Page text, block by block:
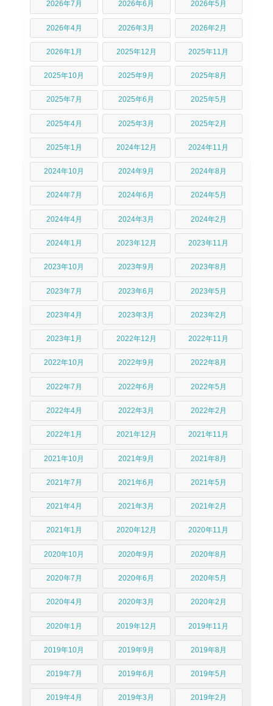
2026年7月 2026年6月 2026年5月
2026年4月 2026年3月 2026年2月
2026年1月 2025年12月 2025年11月
2025年10月 2025年9月 2025年8月
2025年7月 2025年6月 2025年5月
2025年4月 2025年3月 2025年2月
2025年1月 2024年12月 2024年11月
2024年10月 2024年9月 2024年8月
2024年7月 2024年6月 2024年5月
2024年4月 2024年3月 2024年2月
2024年1月 2023年12月 2023年11月
2023年10月 2023年9月 2023年8月
2023年7月 2023年6月 2023年5月
2023年4月 2023年3月 2023年2月
2023年1月 2022年12月 2022年11月
2022年10月 2022年9月 2022年8月
2022年7月 2022年6月 2022年5月
2022年4月 2022年3月 2022年2月
2022年1月 2021年12月 2021年11月
2021年10月 2021年9月 2021年8月
2021年7月 2021年6月 2021年5月
2021年4月 2021年3月 2021年2月
2021年1月 2020年12月 2020年11月
2020年10月 2020年9月 2020年8月
2020年7月 2020年6月 2020年5月
2020年4月 2020年3月 2020年2月
2020年1月 2019年12月 2019年11月
2019年10月 2019年9月 2019年8月
2019年7月 2019年6月 2019年5月
2019年4月 2019年3月 2019年2月